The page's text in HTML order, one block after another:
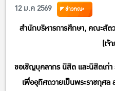
12 ม.ค 2569
ข่าวคณะ
สำนักบริหารการศึกษา, คณะสั
(เจ้
ขอเชิญบุคลากร นิสิต และนิสิตเ
เพื่ออุทิศถวายเป็นพระราชกุศล